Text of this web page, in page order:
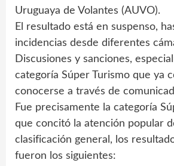
Uruguaya de Volantes (AUVO).
El resultado está en suspenso,
incidencias desde diferentes
Discusiones y sanciones,
categoría Súper Turismo que ya
conocerse a través de
Fue precisamente la categoría
que concitó la atención popular
clasificación general, los
fueron los siguientes: